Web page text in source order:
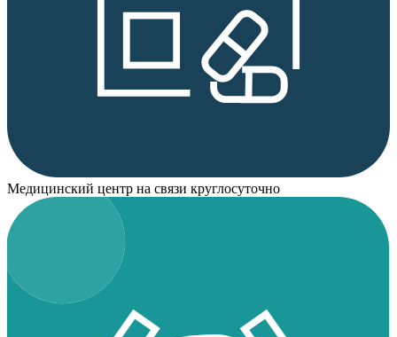
Медицинский центр на связи круглосуточно